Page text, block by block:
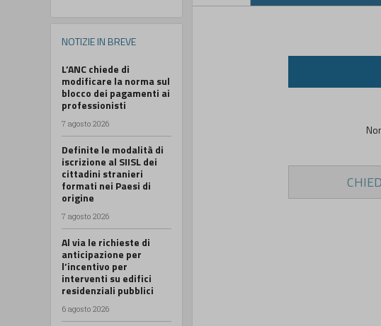
NOTIZIE IN BREVE
L’ANC chiede di
modificare la norma sul
blocco dei pagamenti ai
professionisti
7 agosto 2026
Definite le modalità di
iscrizione al SIISL dei
cittadini stranieri
formati nei Paesi di
origine
7 agosto 2026
Al via le richieste di
anticipazione per
l’incentivo per
interventi su edifici
residenziali pubblici
6 agosto 2026